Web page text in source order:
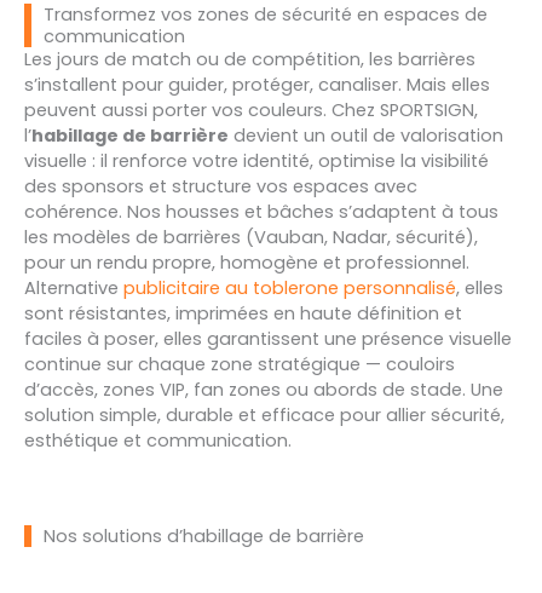
Transformez vos zones de sécurité en espaces de
communication
Les jours de match ou de compétition, les barrières
s’installent pour guider, protéger, canaliser. Mais elles
peuvent aussi porter vos couleurs. Chez SPORTSIGN,
l’habillage de barrière devient un outil de valorisation
visuelle : il renforce votre identité, optimise la visibilité
des sponsors et structure vos espaces avec
cohérence. Nos housses et bâches s’adaptent à tous
les modèles de barrières (Vauban, Nadar, sécurité),
pour un rendu propre, homogène et professionnel.
Alternative publicitaire au toblerone personnalisé, elles
sont résistantes, imprimées en haute définition et
faciles à poser, elles garantissent une présence visuelle
continue sur chaque zone stratégique — couloirs
d’accès, zones VIP, fan zones ou abords de stade. Une
solution simple, durable et efficace pour allier sécurité,
esthétique et communication.
Nos solutions d’habillage de barrière